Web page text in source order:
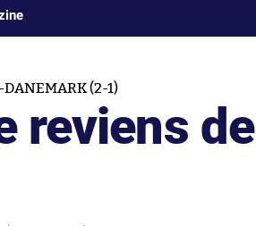
DANEMARK (2-1)
reviens de